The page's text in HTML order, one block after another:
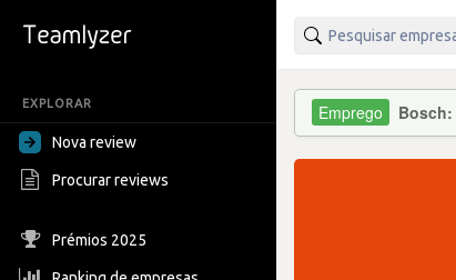
EXPLORAR
Nova review
Procurar reviews
Prémios 2025
Bosch: